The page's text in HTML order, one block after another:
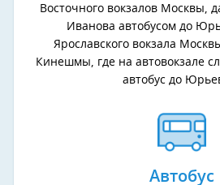
Восточного вокзалов Москвы,
Иванова автобусом до
Ярославского вокзала
Кинешмы, где на автовокзале
автобус до
Автобус